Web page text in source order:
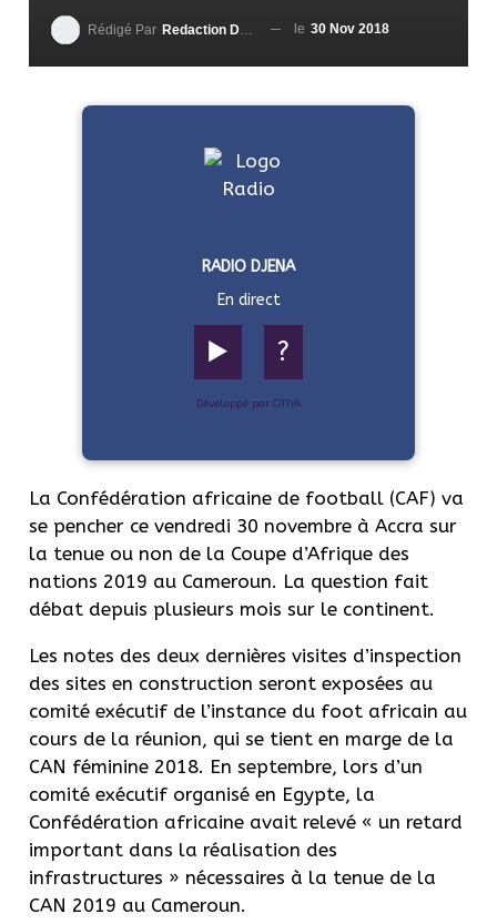
Rédigé Par Redaction DjenaSport le 30 Nov 2018
RADIO DJENA
En direct
▶️ ?
Développé par OTIYA
La Confédération africaine de football (CAF) va
se pencher ce vendredi 30 novembre à Accra sur
la tenue ou non de la Coupe d’Afrique des
nations 2019 au Cameroun. La question fait
débat depuis plusieurs mois sur le continent.
Les notes des deux dernières visites d’inspection
des sites en construction seront exposées au
comité exécutif de l’instance du foot africain au
cours de la réunion, qui se tient en marge de la
CAN féminine 2018. En septembre, lors d’un
comité exécutif organisé en Egypte, la
Confédération africaine avait relevé « un retard
important dans la réalisation des
infrastructures » nécessaires à la tenue de la
CAN 2019 au Cameroun.